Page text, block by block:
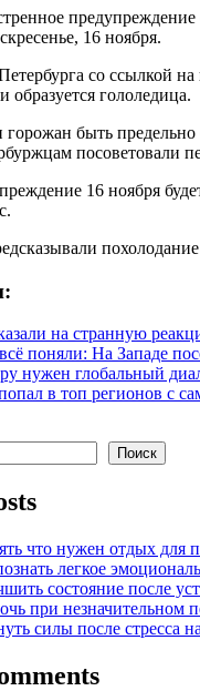
предупреждение
16 ноября.
со ссылкой на
образуется гололедица.
горожан быть
посоветовали
16 ноября
на странную
поняли: На Западе
нужен глобальный
в топ регионов с
Поиск
что нужен отдых для
легкое
состояние после
при незначительном
силы после стресса